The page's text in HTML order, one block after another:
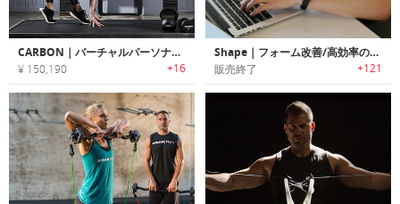
CARBON｜バーチャルパーソナルトレーナー内蔵スマートミラー「カーボン」
¥ 150,190 +16
Shape｜フォーム改善/高効率のコーチAIを搭載したウェアラブルフィットネスコーチ「シェイプ」
販売終了 +121